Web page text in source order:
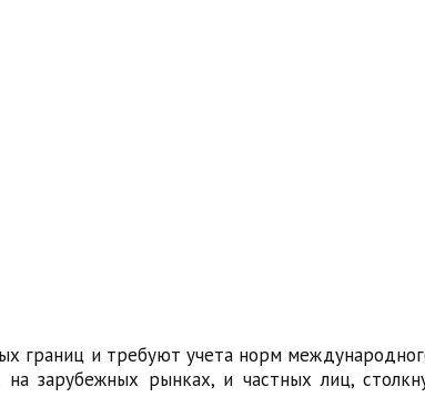
границ и требуют учета норм
зарубежных рынках, и частных лиц,